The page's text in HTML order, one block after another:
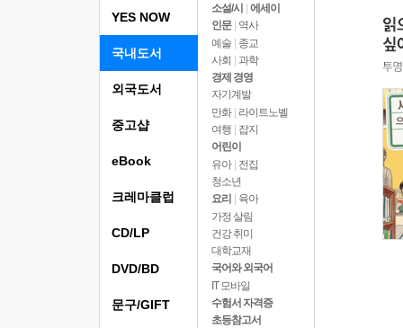
YES NOW
국내도서
소설/시
에세이
인문
역사
예술 | 종교
사회 | 과학
경제 경영
자기계발
만화 | 라이트노벨
여행
잡지
어린이
유아 | 전집
청소년
요리
육아
가정 살림
건강 취미
대학교재
국어와 외국어
IT 모바일
수험서 자격증
초등참고서
외국도서
중고샵
eBook
크레마클럽
CD/LP
DVD/BD
문구/GIFT